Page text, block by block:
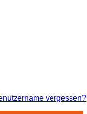
vergessen?